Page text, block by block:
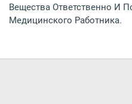
Вещества Ответственно И
Медицинского Работника.